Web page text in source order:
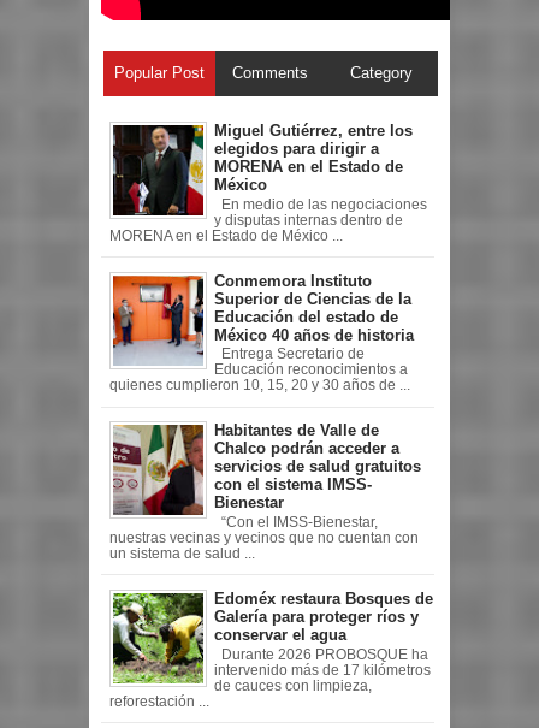
Popular Post Comments Category
Miguel Gutiérrez, entre los
elegidos para dirigir a
MORENA en el Estado de
México
En medio de las negociaciones
y disputas internas dentro de
MORENA en el Estado de México ...
Conmemora Instituto
Superior de Ciencias de la
Educación del estado de
México 40 años de historia
Entrega Secretario de
Educación reconocimientos a
quienes cumplieron 10, 15, 20 y 30 años de ...
Habitantes de Valle de
Chalco podrán acceder a
servicios de salud gratuitos
con el sistema IMSS-
Bienestar
“Con el IMSS-Bienestar,
nuestras vecinas y vecinos que no cuentan con
un sistema de salud ...
Edoméx restaura Bosques de
Galería para proteger ríos y
conservar el agua
Durante 2026 PROBOSQUE ha
intervenido más de 17 kilómetros
de cauces con limpieza,
reforestación ...